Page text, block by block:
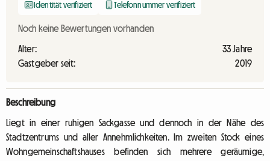
Identität verifiziert Telefonnummer verifiziert
Noch keine Bewertungen vorhanden
Alter:
33 Jahre
Gastgeber seit:
2019
Beschreibung
Liegt in einer ruhigen Sackgasse und dennoch in der Nähe des
Stadtzentrums und aller Annehmlichkeiten. Im zweiten Stock eines
Wohngemeinschaftshauses befinden sich mehrere geräumige,